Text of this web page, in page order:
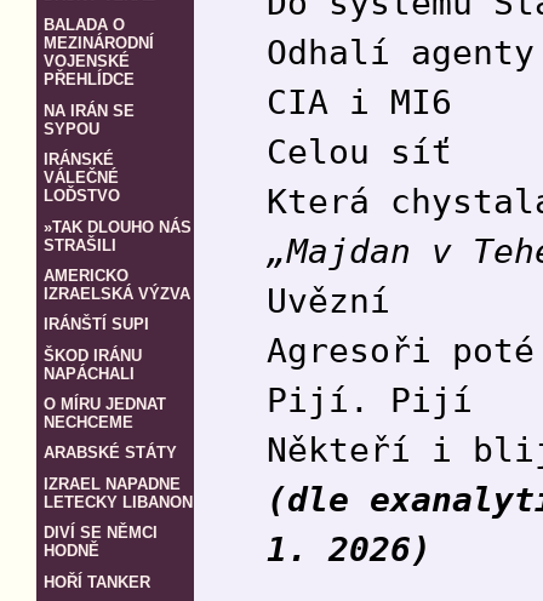
BALADA O
MEZINÁRODNÍ
VOJENSKÉ
PŘEHLÍDCE
NA IRÁN SE
SYPOU
IRÁNSKÉ
VÁLEČNÉ
LOĎSTVO
»TAK DLOUHO NÁS
STRAŠILI
AMERICKO
IZRAELSKÁ VÝZVA
IRÁNŠTÍ SUPI
ŠKOD IRÁNU
NAPÁCHALI
O MÍRU JEDNAT
NECHCEME
ARABSKÉ STÁTY
IZRAEL NAPADNE
LETECKY LIBANON
DIVÍ SE NĚMCI
HODNĚ
HOŘÍ TANKER
Odhalí agenty
CIA i MI6
Celou síť
Která
„Majdan v
Uvězní
Agresoři
Pijí. Pijí
Někteří i
(dle
1. 2026)